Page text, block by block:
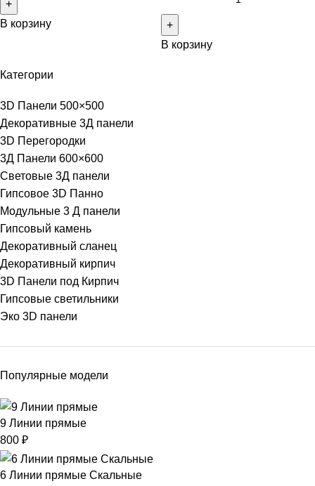
Категории
3D Панели 500×500
Декоративные 3Д панели
3D Перегородки
3Д Панели 600×600
Световые 3Д панели
Гипсовое 3D Панно
Модульные 3 Д панели
Гипсовый камень
Декоративный сланец
Декоративный кирпич
3D Панели под Кирпич
Гипсовые светильники
Эко 3D панели
Популярные модели
9 Линии прямые
800 ₽
6 Линии прямые Скальные
В корзину
В корзину